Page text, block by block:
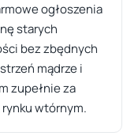
ogłoszenia
starych
bez zbędnych
mądrze i
zupełnie za
wtórnym.